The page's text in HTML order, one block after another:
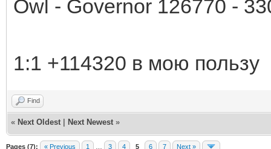
Owl - Governor 126770 -
1:1 +114320 в мою пользу
Find
« Next Oldest Next Newest »
Pages (7): « Previous 1 3 4 5 6 7 Next »